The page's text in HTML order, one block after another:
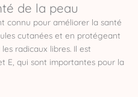
de la peau
connu pour améliorer la santé
cutanées et en protégeant
radicaux libres. Il est
E, qui sont importantes pour la